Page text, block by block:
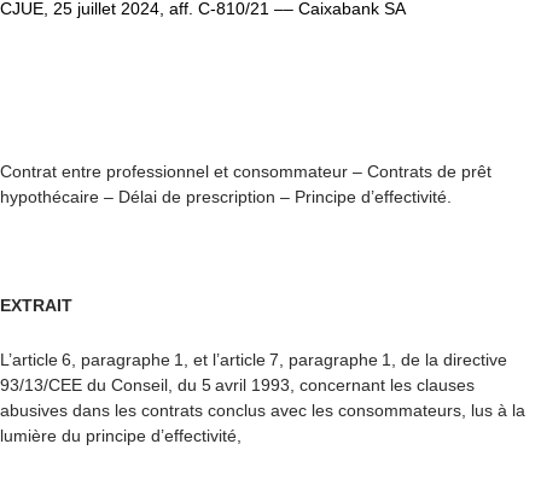
CJUE, 25 juillet 2024 , aff. C-810/21 –– Caixabank SA
Contrat entre professionnel et consommateur – Contrats de prêt
hypothécaire – Délai de prescription – Principe d’effectivité.
EXTRAIT
L’article 6, paragraphe 1, et l’article 7, paragraphe 1, de la directive
93/13/CEE du Conseil, du 5 avril 1993, concernant les clauses
abusives dans les contrats conclus avec les consommateurs, lus à la
lumière du principe d’effectivité,